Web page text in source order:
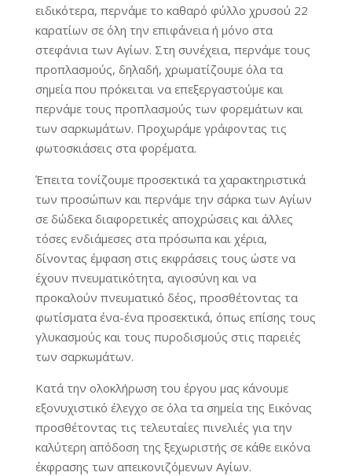
ειδικότερα, περνάμε το καθαρό φύλλο χρυσού 22
καρατίων σε όλη την επιφάνεια ή μόνο στα
στεφάνια των Αγίων. Στη συνέχεια, περνάμε τους
προπλασμούς, δηλαδή, χρωματίζουμε όλα τα
σημεία που πρόκειται να επεξεργαστούμε και
περνάμε τους προπλασμούς των φορεμάτων και
των σαρκωμάτων. Προχωράμε γράφοντας τις
φωτοσκιάσεις στα φορέματα.
Έπειτα τονίζουμε προσεκτικά τα χαρακτηριστικά
των προσώπων και περνάμε την σάρκα των Αγίων
σε δώδεκα διαφορετικές αποχρώσεις και άλλες
τόσες ενδιάμεσες στα πρόσωπα και χέρια,
δίνοντας έμφαση στις εκφράσεις τους ώστε να
έχουν πνευματικότητα, αγιοσύνη και να
προκαλούν πνευματικό δέος, προσθέτοντας τα
φωτίσματα ένα-ένα προσεκτικά, όπως επίσης τους
γλυκασμούς και τους πυροδισμούς στις παρειές
των σαρκωμάτων.
Κατά την ολοκλήρωση του έργου μας κάνουμε
εξονυχιστικό έλεγχο σε όλα τα σημεία της Εικόνας
προσθέτοντας τις τελευταίες πινελιές για την
καλύτερη απόδοση της ξεχωριστής σε κάθε εικόνα
έκφρασης των απεικονιζόμενων Αγίων.